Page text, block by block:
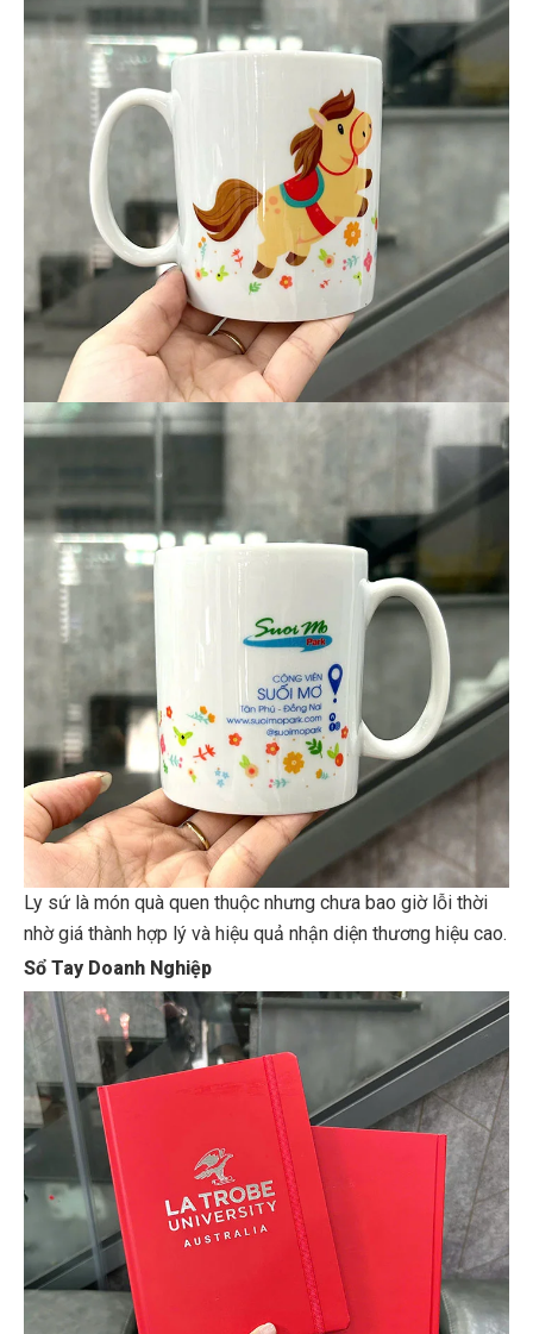
Ly sứ là món quà quen thuộc nhưng chưa bao giờ lỗi thời
nhờ giá thành hợp lý và hiệu quả nhận diện thương hiệu cao.
Sổ Tay Doanh Nghiệp